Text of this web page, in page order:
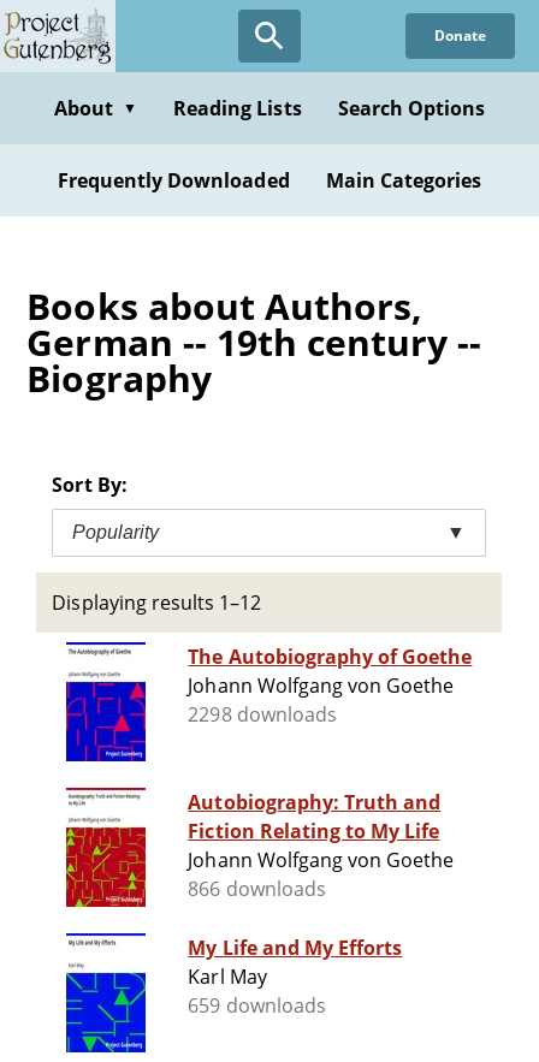
Skip
to
content
Donate
About ▼ Reading Lists Search Options
Frequently Downloaded Main Categories
Books about Authors,
German -- 19th century --
Biography
Sort By:
Popularity ▼
Displaying results 1–12
The Autobiography of Goethe
Johann Wolfgang von Goethe
2298 downloads
Autobiography: Truth and
Fiction Relating to My Life
Johann Wolfgang von Goethe
866 downloads
My Life and My Efforts
Karl May
659 downloads